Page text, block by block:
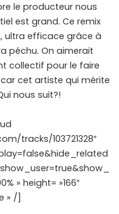
le producteur nous
est grand. Ce remix
ultra efficace grâce à
péchu. On aimerait
collectif pour le faire
cet artiste qui mérite
nous suit?!
tracks/103721328″
» height= »166″
» /]